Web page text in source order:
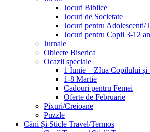
Jocuri Biblice
Jocuri de Societate
Jocuri pentru Adolescenți/
Jocuri pentru Copii 3-12
Jurnale
Obiecte Biserica
Ocazii speciale
1 Iunie – ZIua Copilului și
1-8 Martie
Cadouri pentru Femei
Oferte de Februarie
Pixuri/Creioane
Puzzle
Căni Și Sticle Travel/Termos